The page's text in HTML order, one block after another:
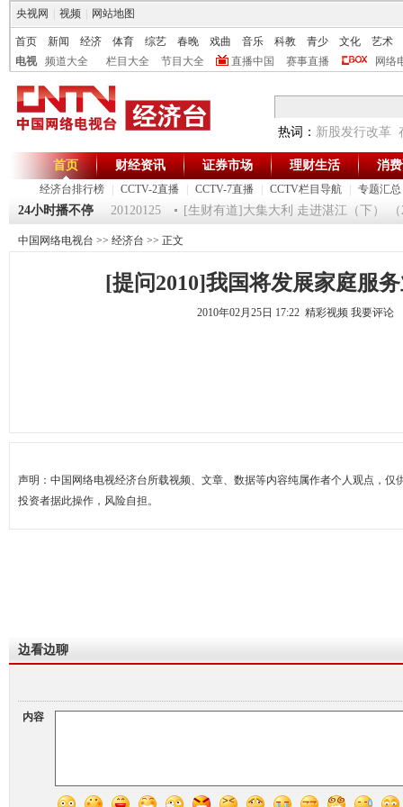
央视网 视频 网站地图
首页 新闻 经济 体育 综艺 春晚 戏曲 音乐 科教 青少 文化
艺术
电视
频道大全 栏目大全 节目大全 直播中国 赛事直播 网络
热词： 新股发行改革
首页
经济台排行榜 CCTV-2直播 CCTV-7直播 CCTV栏目导航 专题汇总
财经资讯 证券市场 理财生活 消
24小时播不停
《第一时间》 20120125 [生财有道]大集大利 走进湛江（下） （
中国网络电视台 >> 经济台 >> 正文
[提问2010]我国将发展家庭服
2010年02月25日 17:22 精彩视频 我要评论
声明：中国网络电视经济台所载视频、文章、数据等内容纯属作者个人观点，仅
投资者据此操作，风险自担。
边看边聊
内容